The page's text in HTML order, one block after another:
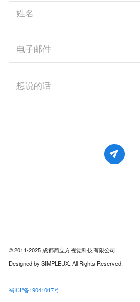
© 2011-2025 成都简立方视觉科技有限公司
Designed by SIMPLEUX. All Rights Reserved.
蜀ICP备19041017号